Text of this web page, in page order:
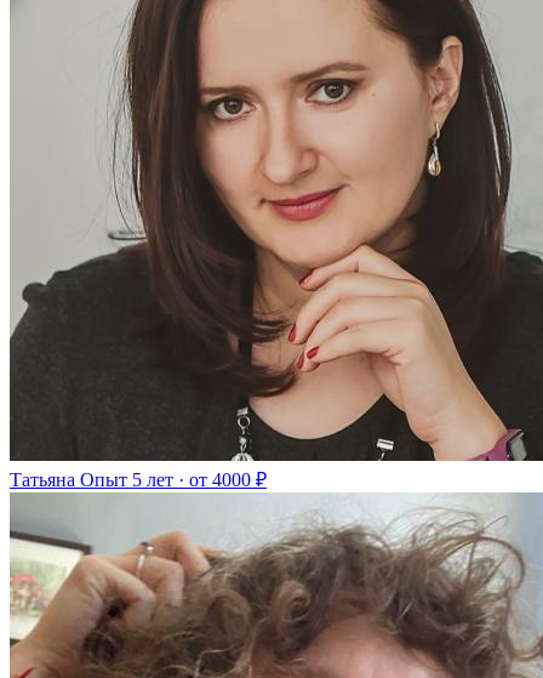
Татьяна Опыт 5 лет · от 4000 ₽